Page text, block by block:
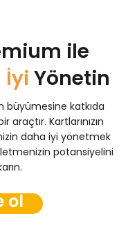
ile
İyi Yönetin
büyümesine katkıda
Kartlarınızın
daha iyi yönetmek
potansiyelini
ol